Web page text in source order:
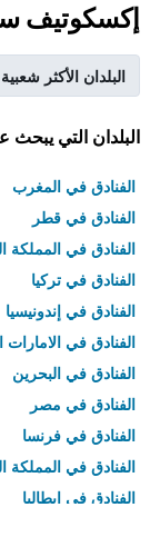
إكسكوتيف
البلدان الأكثر شعبية
البلدان التي يبحث
الفنادق في المغرب
الفنادق في قطر
الفنادق في المملكة
الفنادق في تركيا
الفنادق في إندونيسيا
الفنادق في الامارات
الفنادق في البحرين
الفنادق في مصر
الفنادق في فرنسا
الفنادق في المملكة
الفنادق في إيطاليا